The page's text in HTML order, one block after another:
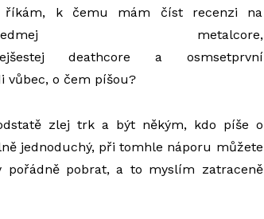
k čemu mám číst recenzi na
metalcore,
deathcore a osmsetprvní
vůbec, o čem píšou?
zlej trk a být někým, kdo píše o
jednoduchý, při tomhle náporu můžete
pořádně pobrat, a to myslím zatraceně